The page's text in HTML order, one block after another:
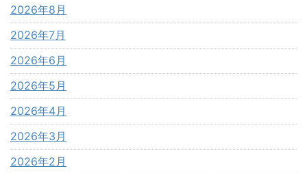
2026年8月
2026年7月
2026年6月
2026年5月
2026年4月
2026年3月
2026年2月